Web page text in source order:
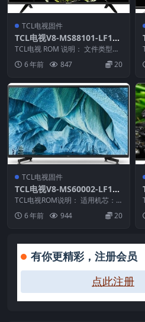
TCL电视固件
TCL电视V8-MS88101-LF1V0
44版本强刷电视固件包下载
TCL电视 ROM 说明： 文件类型：
bin 适用机芯：MS881 适用机型：
3... 6 年前 847 20
TCL电视固件
TCL电视V8-MS60002-LF1V0
08版本强刷电视固件包下载
TCL电视ROM说明： 适用机芯：M
S600 适用机型：L50E5000A,L5...
6 年前 944 20
有你更精彩，注册会员
点此注册